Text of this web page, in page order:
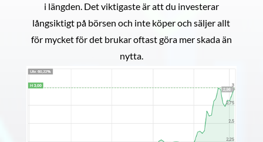
i längden. Det viktigaste är att du investerar
långsiktigt på börsen och inte köper och säljer allt
för mycket för det brukar oftast göra mer skada än
nytta.